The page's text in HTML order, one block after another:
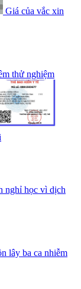
Giá của vắc xin
thử nghiệm
nghỉ học vì dịch
lây ba ca nhiễm